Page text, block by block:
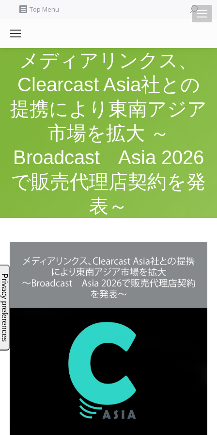
Top Menu Search:
メディアリンクス、
Clearcast Asia社との
提携により東南アジア
市場を拡大 ～
Broadcast Asia 2026
で販売代理店契約を発
表～